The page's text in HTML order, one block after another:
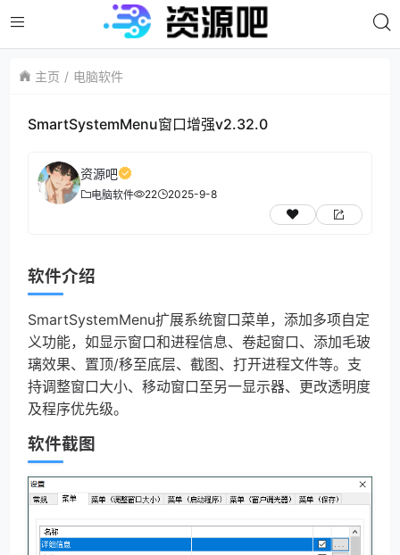
主页 电脑软件
SmartSystemMenu窗口增强v2.32.0
资源吧
电脑软件 22 2025-9-8
软件介绍
SmartSystemMenu扩展系统窗口菜单，添加多项自定
义功能，如显示窗口和进程信息、卷起窗口、添加毛玻
璃效果、置顶/移至底层、截图、打开进程文件等。支
持调整窗口大小、移动窗口至另一显示器、更改透明度
及程序优先级。
软件截图